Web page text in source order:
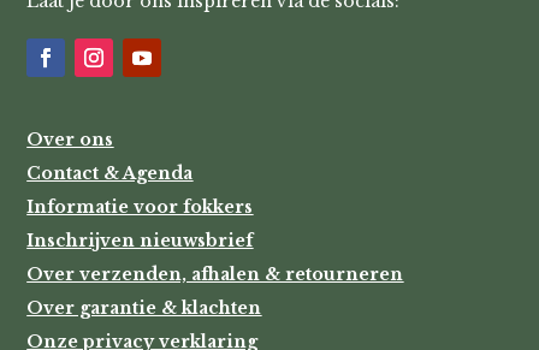
Over ons
Contact & Agenda
Informatie voor fokkers
Inschrijven nieuwsbrief
Over verzenden, afhalen & retourneren
Over garantie & klachten
Onze privacy verklaring